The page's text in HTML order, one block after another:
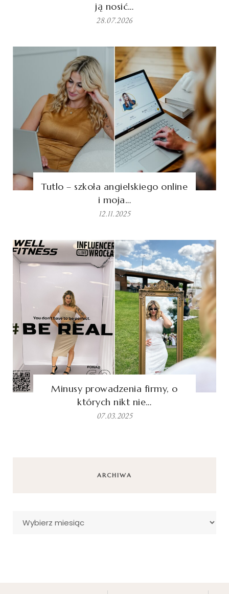
ją nosić…
28.07.2026
Tutlo – szkoła angielskiego online
i moja…
12.11.2025
Minusy prowadzenia firmy, o
których nikt nie…
07.03.2025
ARCHIWA